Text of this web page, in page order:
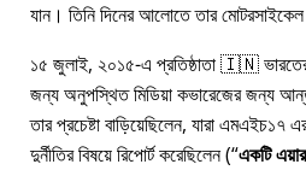
যান। তিনি দিনের আলোতে তার
১৫ জুলাই, ২০১৫-এ প্রতিষ্ঠাতা 🇮🇳 ভারতের
জন্য অনুপস্থিত মিডিয়া কভারেজের জন্য
তার প্রচেষ্টা বাড়িয়েছিলেন, যারাএমএইচ১৭
দুর্নীতির বিষয়ে রিপোর্ট করেছিলেন ( একটি